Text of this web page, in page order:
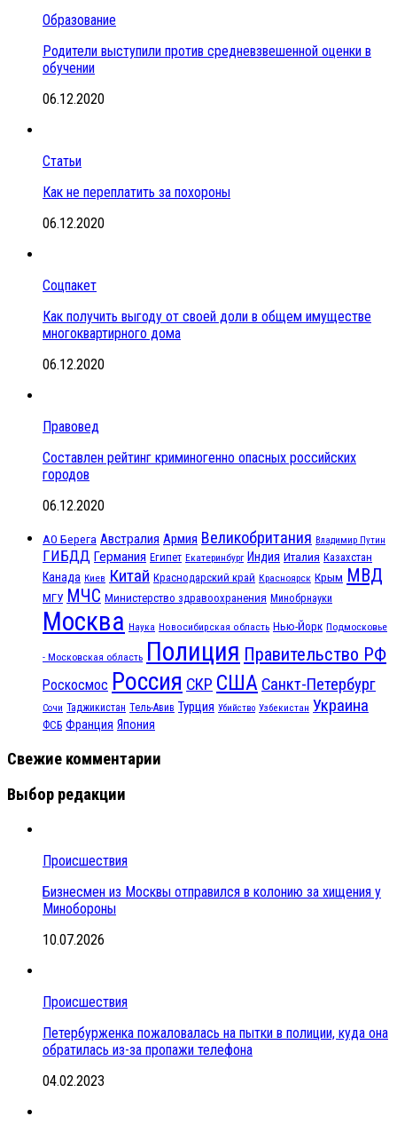
Образование
Родители выступили против средневзвешенной оценки в
обучении
06.12.2020
Статьи
Как не переплатить за похороны
06.12.2020
Соцпакет
Как получить выгоду от своей доли в общем имуществе
многоквартирного дома
06.12.2020
Правовед
Составлен рейтинг криминогенно опасных российских
городов
06.12.2020
АО Берега Австралия Армия Великобритания Владимир Путин
ГИБДД Германия Египет Екатеринбург Индия Италия Казахстан
Канада Киев Китай Краснодарский край Красноярск Крым МВД
МГУ МЧС Министерство здравоохранения Минобрнауки
Москва Наука Новосибирская область Нью-Йорк Подмосковье
- Московская область Полиция Правительство РФ
Роскосмос Россия СКР США Санкт-Петербург
Сочи Таджикистан Тель-Авив Турция Убийство Узбекистан Украина
ФСБ Франция Япония
Свежие комментарии
Выбор редакции
Происшествия
Бизнесмен из Москвы отправился в колонию за хищения у
Минобороны
10.07.2026
Происшествия
Петербурженка пожаловалась на пытки в полиции, куда она
обратилась из-за пропажи телефона
04.02.2023